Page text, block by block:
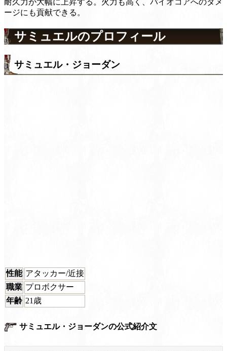
耐久力が大幅に上昇する。火力も高く、バイオコアへのダメ
ージにも貢献できる。
サミュエルのプロフィール
サミュエル・ジョーダン
性能 アタッカー/近接
職業 プロボクサー
年齢 21歳
サミュエル・ジョーダンの公式紹介文